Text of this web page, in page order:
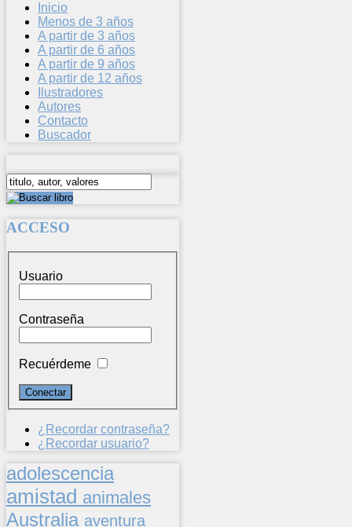
Inicio
Menos de 3 años
A partir de 3 años
A partir de 6 años
A partir de 9 años
A partir de 12 años
Ilustradores
Autores
Contacto
Buscador
ACCESO
Usuario
Contraseña
Recuérdeme
¿Recordar contraseña?
¿Recordar usuario?
adolescencia
amistad animales
Australia aventura